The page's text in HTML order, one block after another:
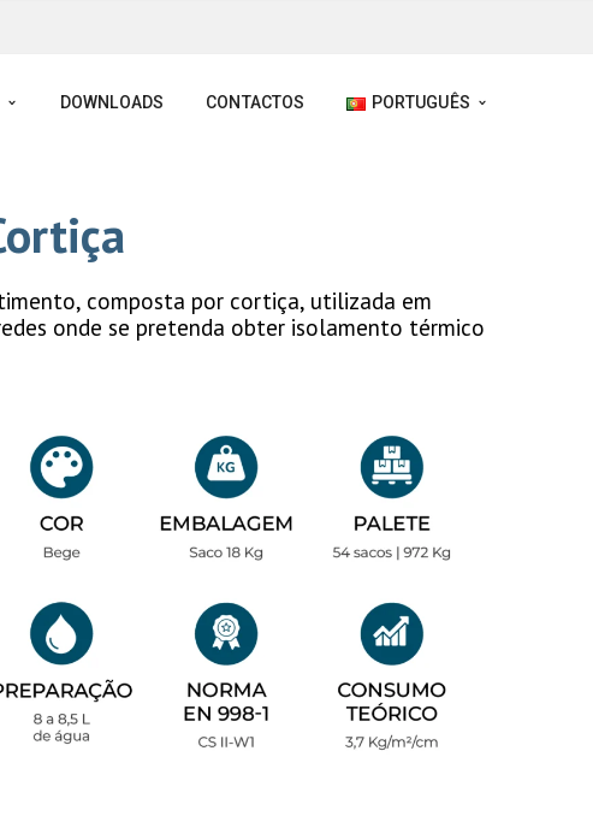
DOWNLOADS CONTACTOS PORTUGUÊS
composta por cortiça, utilizada em
onde se pretenda obter isolamento térmico